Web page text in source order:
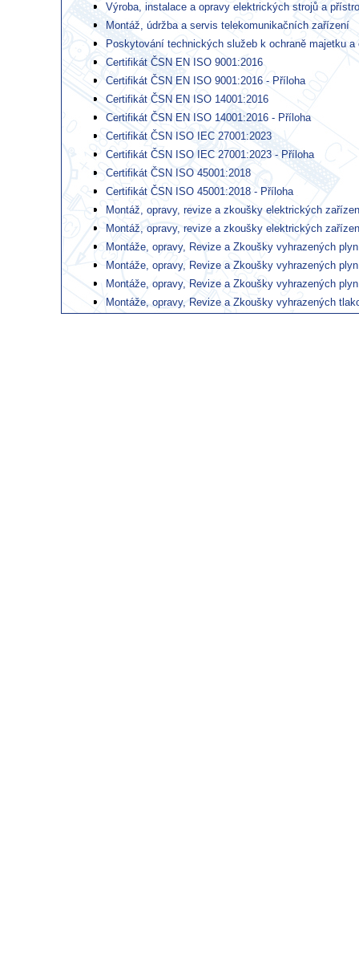
Výroba, instalace a opravy elektrických strojů a
Montáž, údržba a servis telekomunikačních zařízení
Poskytování technických služeb k ochraně majetku a
Certifikát ČSN EN ISO 9001:2016
Certifikát ČSN EN ISO 9001:2016 - Příloha
Certifikát ČSN EN ISO 14001:2016
Certifikát ČSN EN ISO 14001:2016 - Příloha
Certifikát ČSN ISO IEC 27001:2023
Certifikát ČSN ISO IEC 27001:2023 - Příloha
Certifikát ČSN ISO 45001:2018
Certifikát ČSN ISO 45001:2018 - Příloha
Montáž, opravy, revize a zkoušky elektrických
Montáž, opravy, revize a zkoušky elektrických
Montáže, opravy, Revize a Zkoušky vyhrazených
Montáže, opravy, Revize a Zkoušky vyhrazených
Montáže, opravy, Revize a Zkoušky vyhrazených
Montáže, opravy, Revize a Zkoušky vyhrazených